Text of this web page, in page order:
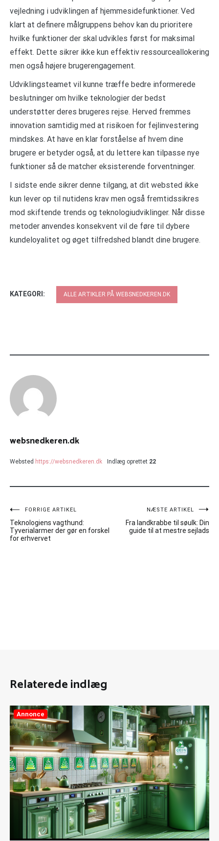
vejledning i udviklingen af hjemmesidefunktioner. Ved
klart at definere målgruppens behov kan du prioritere
hvilke funktioner der skal udvikles først for maksimal
effekt. Dette sikrer ikke kun effektiv ressourceallokering
men også højere brugerengagement.
Udviklingsteamet vil kunne træffe bedre informerede
beslutninger om hvilke teknologier der bedst
understøtter deres brugeres rejse. Herved fremmes
innovation samtidig med at risikoen for fejlinvestering
mindskes. At have en klar forståelse af hvem dine
brugere er betyder også, at du lettere kan tilpasse nye
funktioner så de matcher eksisterende forventninger.
I sidste ende sikrer denne tilgang, at dit websted ikke
kun lever op til nutidens krav men også fremtidssikres
mod skiftende trends og teknologiudviklinger. Når disse
metoder anvendes konsekvent vil de føre til dybere
kundeloyalitet og øget tilfredshed blandt dine brugere.
KATEGORI: ALLE ARTIKLER PÅ WEBSNEDKEREN.DK
websnedkeren.dk
Websted https://websnedkeren.dk Indlæg oprettet 22
Indlægsnavigation
FORRIGE ARTIKEL
Teknologiens vagthund:
Tyverialarmer der gør en forskel
for erhvervet
NÆSTE ARTIKEL
Fra landkrabbe til søulk: Din
guide til at mestre sejlads
Relaterede indlæg
Annonce